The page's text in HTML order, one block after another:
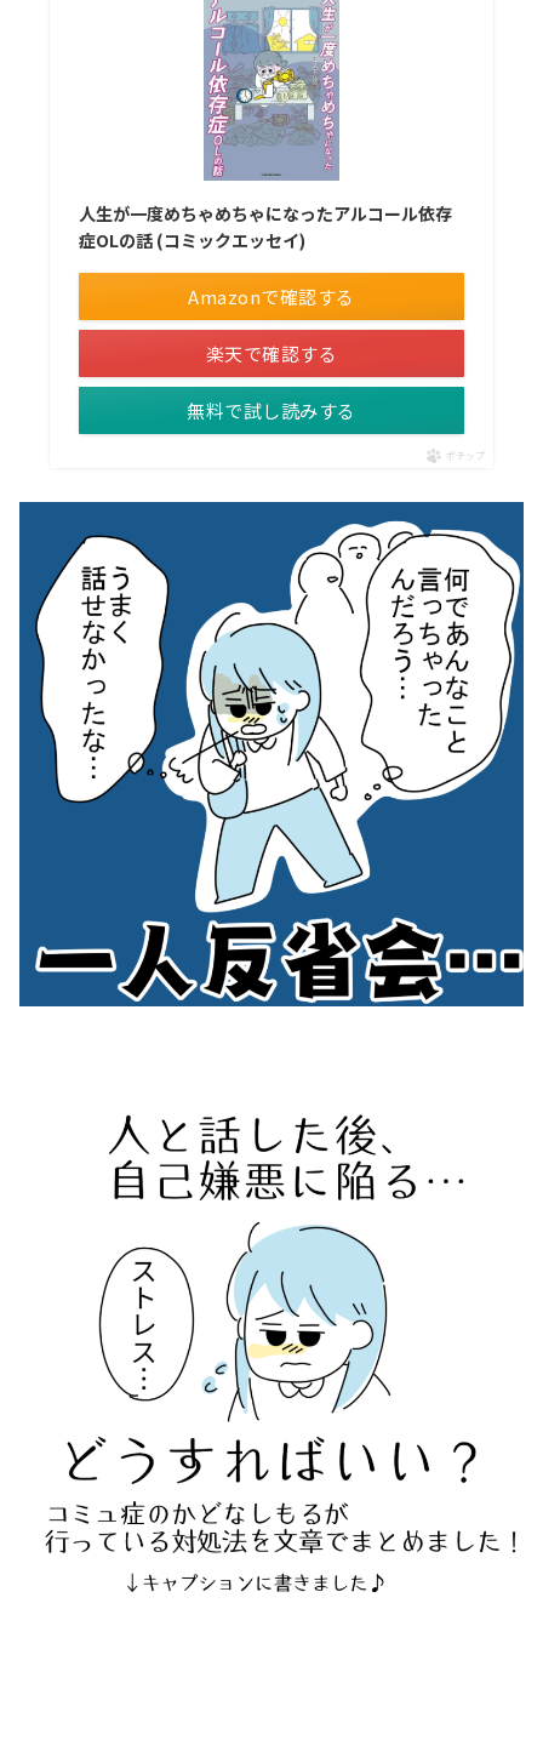
人生が一度めちゃめちゃになったアルコール依存
症OLの話 (コミックエッセイ)
Amazonで確認する
楽天で確認する
無料で試し読みする
ポチップ